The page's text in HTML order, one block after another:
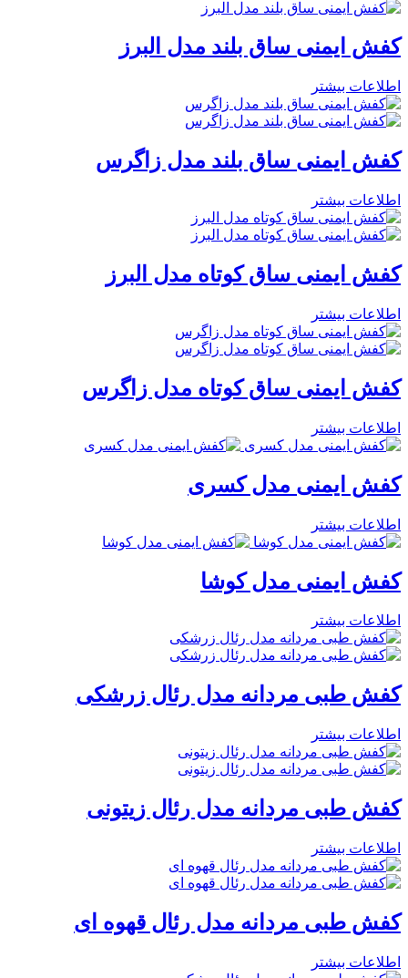
کفش ایمنی ساق بلند مدل البرز
اطلاعات بیشتر
کفش ایمنی ساق بلند مدل زاگرس
اطلاعات بیشتر
کفش ایمنی ساق کوتاه مدل البرز
اطلاعات بیشتر
کفش ایمنی ساق کوتاه مدل زاگرس
اطلاعات بیشتر
کفش ایمنی مدل کسری
اطلاعات بیشتر
کفش ایمنی مدل کوشا
اطلاعات بیشتر
کفش طبی مردانه مدل رئال زرشکی
اطلاعات بیشتر
کفش طبی مردانه مدل رئال زیتونی
اطلاعات بیشتر
کفش طبی مردانه مدل رئال قهوه ای
اطلاعات بیشتر